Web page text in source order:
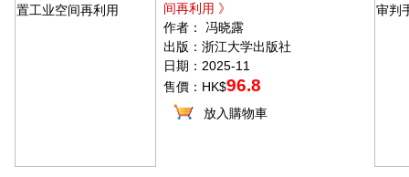
间再利用 》
作者： 冯晓露
出版：浙江大学出版社
日期：2025-11
售價：HK$96.8
放入購物車